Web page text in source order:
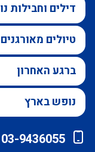
דילים וחבילות
טיולים מאורגנים
ברגע האחרון
נופש בארץ
03-9436055